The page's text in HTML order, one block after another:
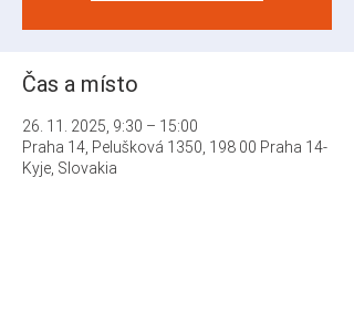
Čas a místo
26. 11. 2025, 9:30 – 15:00
Praha 14, Pelušková 1350, 198 00 Praha 14-
Kyje, Slovakia